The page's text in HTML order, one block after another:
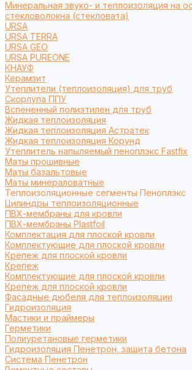
Минеральная звуко- и теплоизоляция на
стекловолокна (стекловата)
URSA
URSA TERRA
URSA GEO
URSA PUREONE
КНАУФ
Керамзит
Утеплители (теплоизоляция) для труб
Cкорлупа ППУ
Вспененный полиэтилен для труб
Жидкая теплоизоляция
Жидкая теплоизоляция Астратек
Жидкая теплоизоляция Корунд
Утеплитель напыляемый пеноплэкс Fastfix
Маты прошивные
Маты базальтовые
Маты минераловатные
Теплоизоляционные сегменты Пеноплэкс
Цилиндры теплоизоляционные
ПВХ-мембраны для кровли
ПВХ-мембраны Plastfoil
Комплектация для плоской кровли
Комплектующие для плоской кровли
Крепеж для плоской кровли
Крепеж
Комплектующие для плоской кровли
Крепеж для плоской кровли
Фасадные дюбеля для теплоизоляции
Гидроизоляция
Мастики и праймеры
Герметики
Полиуретановые герметики
Гидроизоляция Пенетрон, защита бетона
Система Пенетрон